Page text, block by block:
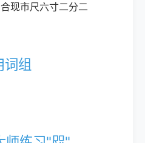
现市尺六寸二分二
词组